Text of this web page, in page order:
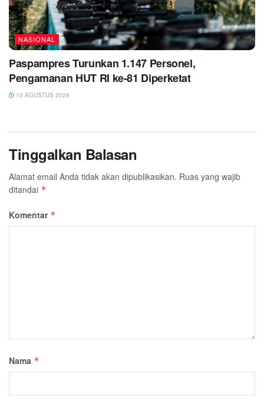
NASIONAL
Paspampres Turunkan 1.147 Personel,
Pengamanan HUT RI ke-81 Diperketat
10 AGUSTUS 2026
Tinggalkan Balasan
Alamat email Anda tidak akan dipublikasikan. Ruas yang wajib
ditandai *
Komentar *
Nama *